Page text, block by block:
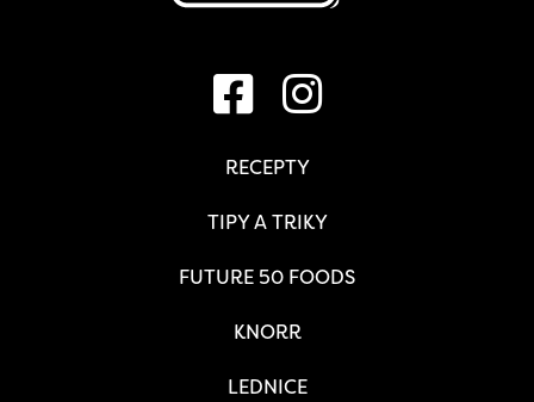
RECEPTY
TIPY A TRIKY
FUTURE 50 FOODS
KNORR
LEDNICE